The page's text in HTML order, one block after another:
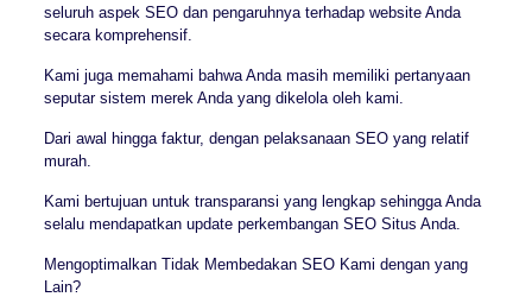
seluruh aspek SEO dan pengaruhnya terhadap website Anda
secara komprehensif.
Kami juga memahami bahwa Anda masih memiliki pertanyaan
seputar sistem merek Anda yang dikelola oleh kami.
Dari awal hingga faktur, dengan pelaksanaan SEO yang relatif
murah.
Kami bertujuan untuk transparansi yang lengkap sehingga Anda
selalu mendapatkan update perkembangan SEO Situs Anda.
Mengoptimalkan Tidak Membedakan SEO Kami dengan yang
Lain?